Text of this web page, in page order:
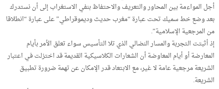
أجل المواءمة بين المحاور والتعريف والاحتفاظ بنفي الاستغراب إلى أن نستدرك
بعد وضع خط سميك تحت عبارة “مغرب حديث وديموقراطي” على عبارة “انطلاقا
من المرجعية الإسلامية”.
إذ أثبتت التجربة والمسار النضالي الذي تلا التأسيس سواء تعلق الأمر بأيام
المعارضة أو أيام المعاوضة أن الشعارات الكلاسيكية القديمة قد اختزلت في اعتبار
الشريعة مرجعية عامة لا غير، مع الابتعاد قدر الإمكان عن تهمة ضرورة تطبيق
الشريعة.